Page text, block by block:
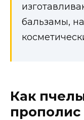
бальзамы,
Как
прополис